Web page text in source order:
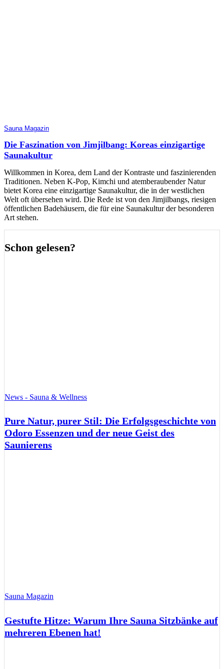
Sauna Magazin
Die Faszination von Jimjilbang: Koreas einzigartige
Saunakultur
Willkommen in Korea, dem Land der Kontraste und faszinierenden
Traditionen. Neben K-Pop, Kimchi und atemberaubender Natur
bietet Korea eine einzigartige Saunakultur, die in der westlichen
Welt oft übersehen wird. Die Rede ist von den Jimjilbangs, riesigen
öffentlichen Badehäusern, die für eine Saunakultur der besonderen
Art stehen.
Schon gelesen?
News - Sauna & Wellness
Pure Natur, purer Stil: Die Erfolgsgeschichte von
Odoro Essenzen und der neue Geist des
Saunierens
Sauna Magazin
Gestufte Hitze: Warum Ihre Sauna Sitzbänke auf
mehreren Ebenen hat!